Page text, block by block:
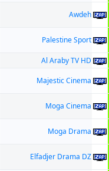
Awdeh
Palestine Sport
Al Araby TV HD
Majestic Cinema
Moga Cinema
Moga Drama
Elfadjer Drama DZ